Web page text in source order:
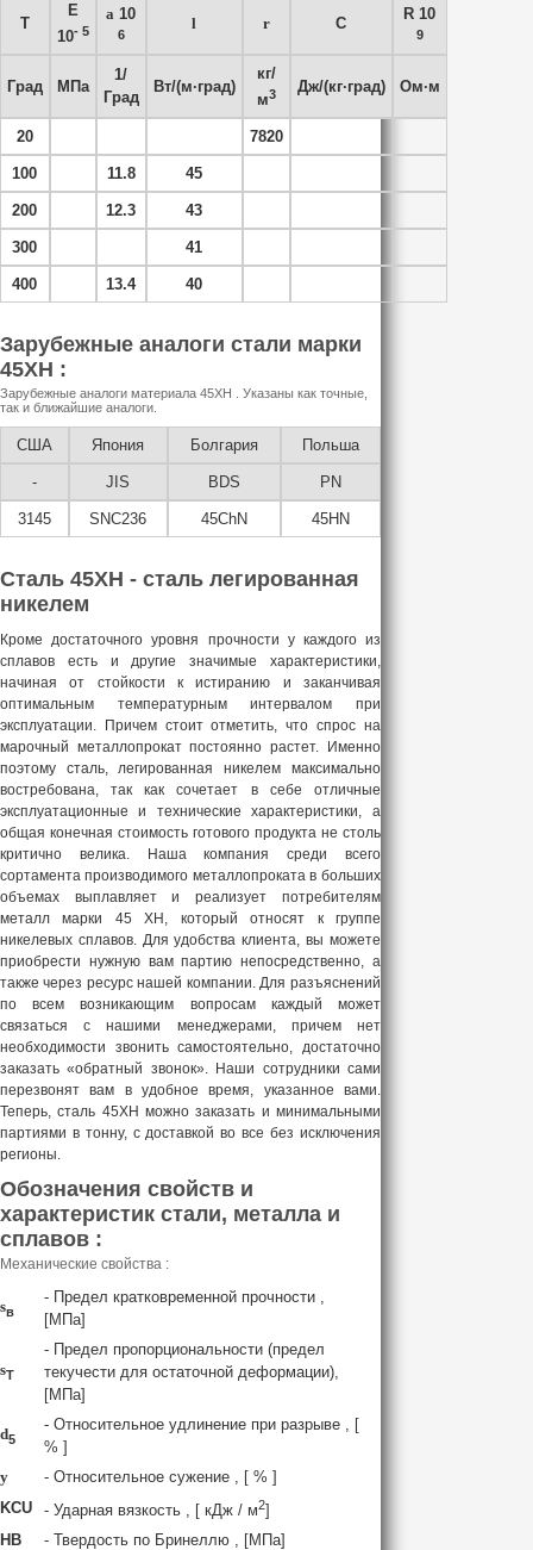
T
E
10- 5
a 10
6
l r C
R 10
9
Град МПа
1/
Град
Вт/(м·град)
кг/
м3 Дж/(кг·град) Ом·м
20 7820
100 11.8 45
200 12.3 43
300 41
400 13.4 40
Зарубежные аналоги стали марки
45ХН :
Зарубежные аналоги материала 45ХН . Указаны как точные,
так и ближайшие аналоги.
США Япония Болгария Польша
- JIS BDS PN
3145 SNC236 45ChN 45HN
Сталь 45ХН - сталь легированная
никелем
Кроме достаточного уровня прочности у каждого из
сплавов есть и другие значимые характеристики,
начиная от стойкости к истиранию и заканчивая
оптимальным температурным интервалом при
эксплуатации. Причем стоит отметить, что спрос на
марочный металлопрокат постоянно растет. Именно
поэтому сталь, легированная никелем максимально
востребована, так как сочетает в себе отличные
эксплуатационные и технические характеристики, а
общая конечная стоимость готового продукта не столь
критично велика. Наша компания среди всего
сортамента производимого металлопроката в больших
объемах выплавляет и реализует потребителям
металл марки 45 ХН, который относят к группе
никелевых сплавов. Для удобства клиента, вы можете
приобрести нужную вам партию непосредственно, а
также через ресурс нашей компании. Для разъяснений
по всем возникающим вопросам каждый может
связаться с нашими менеджерами, причем нет
необходимости звонить самостоятельно, достаточно
заказать «обратный звонок». Наши сотрудники сами
перезвонят вам в удобное время, указанное вами.
Теперь, сталь 45ХН можно заказать и минимальными
партиями в тонну, с доставкой во все без исключения
регионы.
Обозначения свойств и
характеристик стали, металла и
сплавов :
Механические свойства :
sв
- Предел кратковременной прочности ,
[МПа]
sT
- Предел пропорциональности (предел
текучести для остаточной деформации),
[МПа]
d5
- Относительное удлинение при разрыве , [
% ]
y
- Относительное сужение , [ % ]
KCU
- Ударная вязкость , [ кДж / м2]
HB
- Твердость по Бринеллю , [МПа]